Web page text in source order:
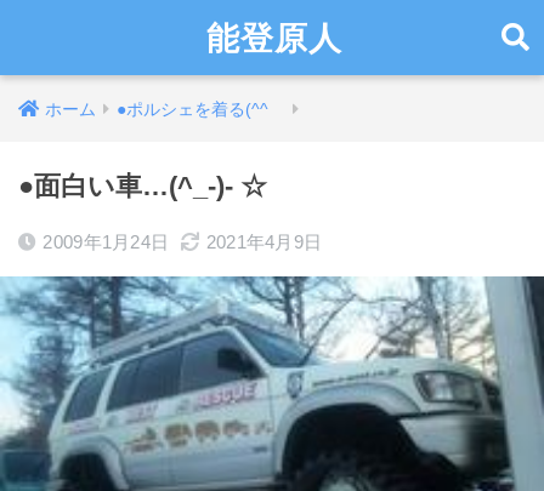
能登原人
ホーム ●ポルシェを着る(^^ゞ
●面白い車…(^_-)- ☆
2009年1月24日 2021年4月9日